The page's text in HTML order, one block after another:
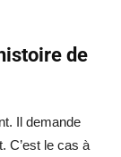
de
Il demande
C’est le cas à